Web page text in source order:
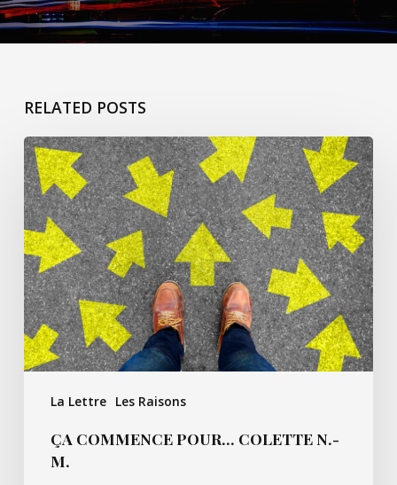
RELATED POSTS
La Lettre Les Raisons
Ça
commence
pour…
Colette
N.-
M.
ÇA COMMENCE POUR… COLETTE N.-
M.